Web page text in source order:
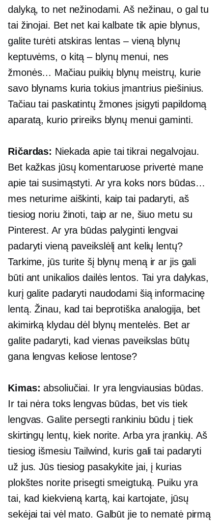
dalyką, to net nežinodami. Aš nežinau, o gal tu
tai žinojai. Bet net kai kalbate tik apie blynus,
galite turėti atskiras lentas – vieną blynų
keptuvėms, o kitą – blynų menui, nes
žmonės… Mačiau puikių blynų meistrų, kurie
savo blynams kuria tokius įmantrius piešinius.
Tačiau tai paskatintų žmones įsigyti papildomą
aparatą, kurio prireiks blynų menui gaminti.
Ričardas: Niekada apie tai tikrai negalvojau.
Bet kažkas jūsų komentaruose privertė mane
apie tai susimąstyti. Ar yra koks nors būdas…
mes neturime aiškinti, kaip tai padaryti, aš
tiesiog noriu žinoti, taip ar ne, šiuo metu su
Pinterest. Ar yra būdas palyginti lengvai
padaryti vieną paveikslėlį ant kelių lentų?
Tarkime, jūs turite šį blynų meną ir ar jis gali
būti ant unikalios dailės lentos. Tai yra dalykas,
kurį galite padaryti naudodami šią informacinę
lentą. Žinau, kad tai beprotiška analogija, bet
akimirką klydau dėl blynų mentelės. Bet ar
galite padaryti, kad vienas paveikslas būtų
gana lengvas keliose lentose?
Kimas: absoliučiai. Ir yra lengviausias būdas.
Ir tai nėra toks lengvas būdas, bet vis tiek
lengvas. Galite persegti rankiniu būdu į tiek
skirtingų lentų, kiek norite. Arba yra įrankių. Aš
tiesiog išmesiu Tailwind, kuris gali tai padaryti
už jus. Jūs tiesiog pasakykite jai, į kurias
plokštes norite prisegti smeigtuką. Puiku yra
tai, kad kiekvieną kartą, kai kartojate, jūsų
sekėjai tai vėl mato. Galbūt jie to nematė pirmą